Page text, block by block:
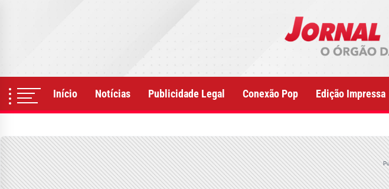
Início Notícias Publicidade Legal Conexão Pop Edição Impressa